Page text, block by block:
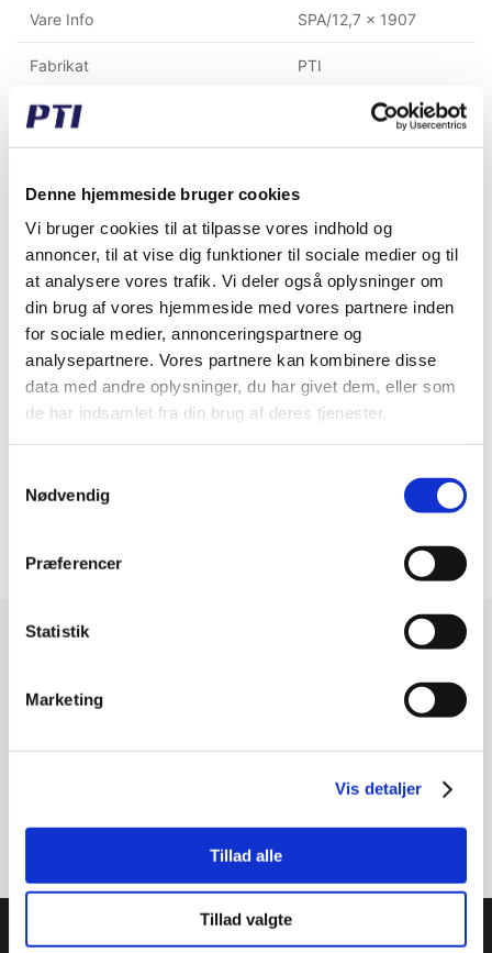
Denne hjemmeside bruger cookies
Vi bruger cookies til at tilpasse vores indhold og
annoncer, til at vise dig funktioner til sociale medier og til
at analysere vores trafik. Vi deler også oplysninger om
din brug af vores hjemmeside med vores partnere inden
for sociale medier, annonceringspartnere og
analysepartnere. Vores partnere kan kombinere disse
data med andre oplysninger, du har givet dem, eller som
de har indsamlet fra din brug af deres tjenester.
Nødvendig
Præferencer
Statistik
Marketing
Vis detaljer
Tillad alle
Tillad valgte
Vare Info SPA/12,7 x 1907
Fabrikat PTI
Vægt (gram)
Toldtariff nummer 4010340000
GTIN / EAN 5713188356146
Indvendig længde (mm) 1862
Udvendig længde (mm) 1925
Remlængde NORM (mm) 1907
Tilmeld